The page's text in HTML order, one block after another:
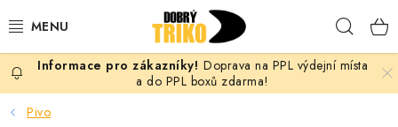
na
PRO ŽENY
PRO MUŽE
Doprava na PPL výdejní místa
a do PPL boxů zdarma!
Pivo